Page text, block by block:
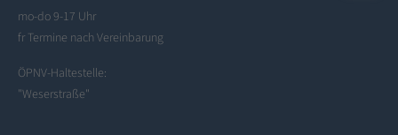
mo-do 9-17 Uhr
fr Termine nach Vereinbarung
ÖPNV-Haltestelle:
"Weserstraße"